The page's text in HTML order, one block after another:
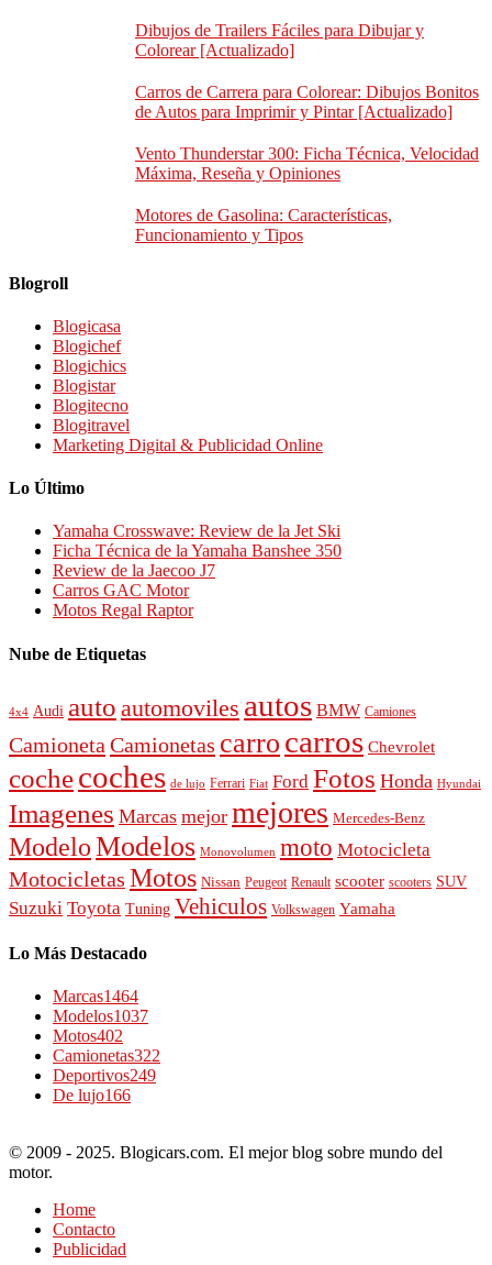
Dibujos de Trailers Fáciles para Dibujar y
Colorear [Actualizado]
Carros de Carrera para Colorear: Dibujos Bonitos
de Autos para Imprimir y Pintar [Actualizado]
Vento Thunderstar 300: Ficha Técnica, Velocidad
Máxima, Reseña y Opiniones
Motores de Gasolina: Características,
Funcionamiento y Tipos
Blogroll
Blogicasa
Blogichef
Blogichics
Blogistar
Blogitecno
Blogitravel
Marketing Digital & Publicidad Online
Lo Último
Yamaha Crosswave: Review de la Jet Ski
Ficha Técnica de la Yamaha Banshee 350
Review de la Jaecoo J7
Carros GAC Motor
Motos Regal Raptor
Nube de Etiquetas
4x4 Audi auto automoviles autos BMW Camiones
Camioneta Camionetas carro carros Chevrolet
cochecoches de lujo Ferrari Fiat Ford Fotos Honda Hyundai
Imagenes Marcas mejor mejores Mercedes-Benz
ModeloModelos Monovolumen moto Motocicleta
Motocicletas Motos Nissan Peugeot Renault scooter scooters SUV
Suzuki Toyota Tuning Vehiculos Volkswagen Yamaha
Lo Más Destacado
Marcas1464
Modelos1037
Motos402
Camionetas322
Deportivos249
De lujo166
© 2009 - 2025. Blogicars.com. El mejor blog sobre mundo del
motor.
Home
Contacto
Publicidad